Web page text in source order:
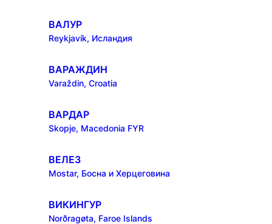
ВАЛУР
Reykjavík, Исландия
ВАРАЖДИН
Varaždin, Croatia
ВАРДАР
Skopje, Macedonia FYR
ВЕЛЕЗ
Mostar, Босна и Херцеговина
ВИКИНГУР
Norðragøta, Faroe Islands